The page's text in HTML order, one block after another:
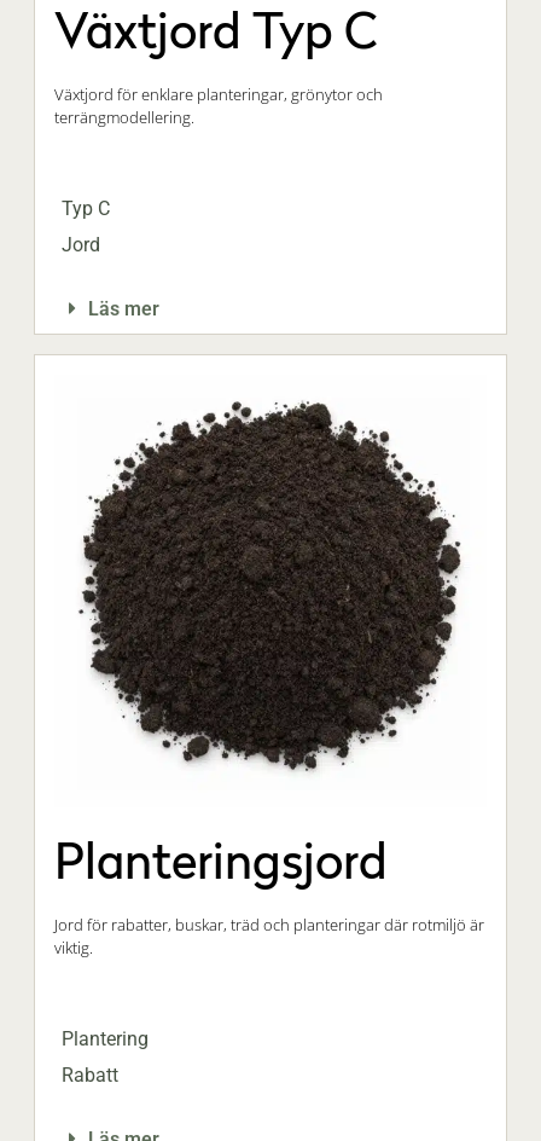
Växtjord Typ C
Växtjord för enklare planteringar, grönytor och
terrängmodellering.
Typ C
Jord
Läs mer
Planteringsjord
Jord för rabatter, buskar, träd och planteringar där rotmiljö är
viktig.
Plantering
Rabatt